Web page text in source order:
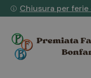
Chiusura per